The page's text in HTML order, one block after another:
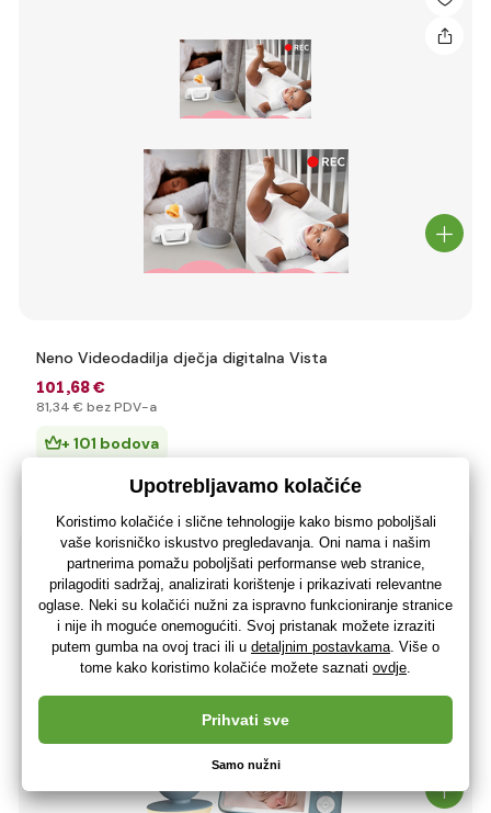
Neno Videodadilja dječja digitalna Vista
101,68 €
81,34 € bez PDV-a
+ 101 bodova
(U vas 19.08.)